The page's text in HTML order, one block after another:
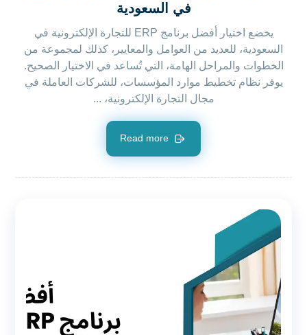
في السعودية
يخضع اختيار أفضل برنامج ERP للتجارة الإلكترونية في
السعودية، للعديد من العوامل والمعايير، كذلك لمجموعة من
الخطوات والمراحل الهامة، التي تُساعد في الاختيار الصحيح.
يوفر نظام تخطيط موارد المؤسسات، للشركات العاملة في
مجال التجارة الإلكترونية، ...
Read more